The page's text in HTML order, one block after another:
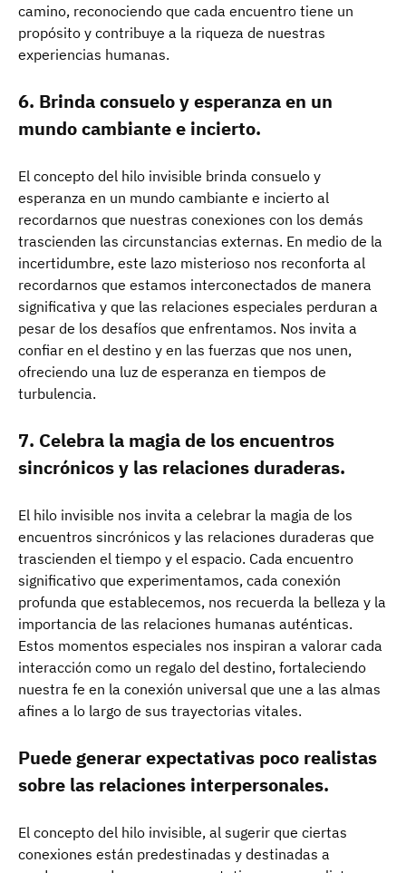
camino, reconociendo que cada encuentro tiene un
propósito y contribuye a la riqueza de nuestras
experiencias humanas.
6. Brinda consuelo y esperanza en un
mundo cambiante e incierto.
El concepto del hilo invisible brinda consuelo y
esperanza en un mundo cambiante e incierto al
recordarnos que nuestras conexiones con los demás
trascienden las circunstancias externas. En medio de la
incertidumbre, este lazo misterioso nos reconforta al
recordarnos que estamos interconectados de manera
significativa y que las relaciones especiales perduran a
pesar de los desafíos que enfrentamos. Nos invita a
confiar en el destino y en las fuerzas que nos unen,
ofreciendo una luz de esperanza en tiempos de
turbulencia.
7. Celebra la magia de los encuentros
sincrónicos y las relaciones duraderas.
El hilo invisible nos invita a celebrar la magia de los
encuentros sincrónicos y las relaciones duraderas que
trascienden el tiempo y el espacio. Cada encuentro
significativo que experimentamos, cada conexión
profunda que establecemos, nos recuerda la belleza y la
importancia de las relaciones humanas auténticas.
Estos momentos especiales nos inspiran a valorar cada
interacción como un regalo del destino, fortaleciendo
nuestra fe en la conexión universal que une a las almas
afines a lo largo de sus trayectorias vitales.
Puede generar expectativas poco realistas
sobre las relaciones interpersonales.
El concepto del hilo invisible, al sugerir que ciertas
conexiones están predestinadas y destinadas a